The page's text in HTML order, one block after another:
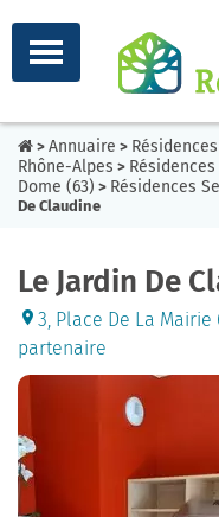
> Annuaire >
Rhône-Alpes >
Dome (63) > Résidences
De Claudine
Le Jardin De
3, Place De La Mairie
partenaire